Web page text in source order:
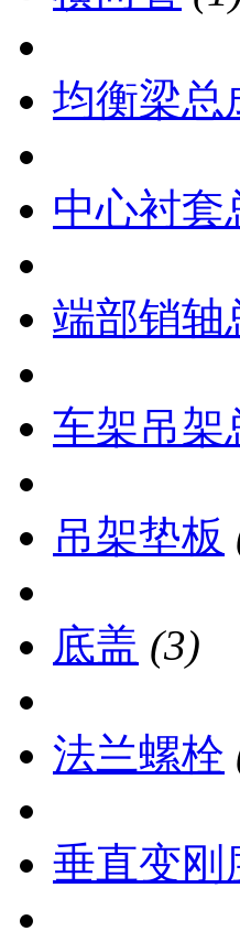
均衡梁总
中心衬套
端部销轴
车架吊架
吊架垫板
底盖 (3)
法兰螺栓
垂直变刚